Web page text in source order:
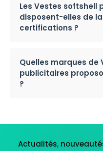
Les Vestes softshell
disposent-elles de
certifications ?
Quelles marques de
publicitaires
?
Actualités,